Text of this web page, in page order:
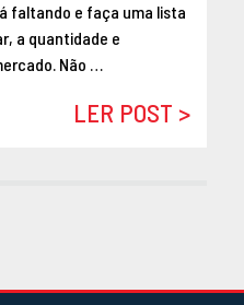
2015
2015
2014
faltando e faça uma lista
a quantidade e
Não …
LER POST >